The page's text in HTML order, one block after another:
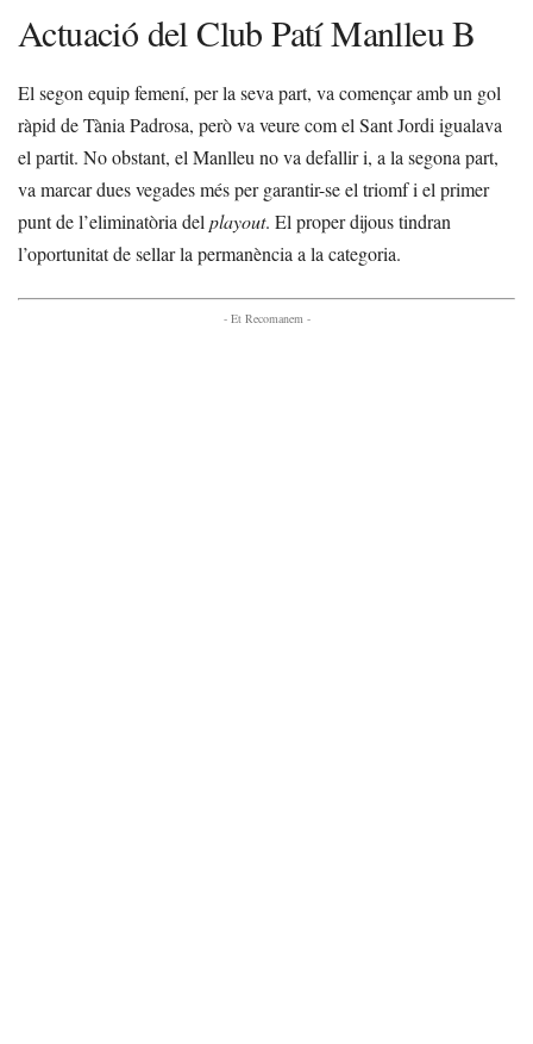
Actuació del Club Patí Manlleu B
El segon equip femení, per la seva part, va començar amb un gol
ràpid de Tània Padrosa, però va veure com el Sant Jordi igualava
el partit. No obstant, el Manlleu no va defallir i, a la segona part,
va marcar dues vegades més per garantir-se el triomf i el primer
punt de l’eliminatòria del playout. El proper dijous tindran
l’oportunitat de sellar la permanència a la categoria.
- Et Recomanem -